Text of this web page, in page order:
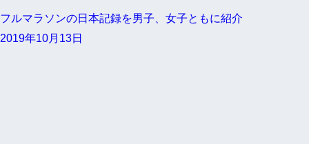
フルマラソンの日本記録を男子、女子ともに紹介
2019年10月13日